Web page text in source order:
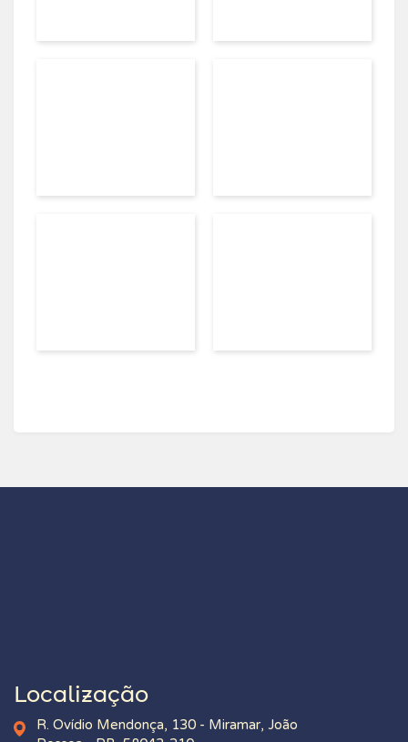
Localização
R. Ovídio Mendonça, 130 - Miramar, João